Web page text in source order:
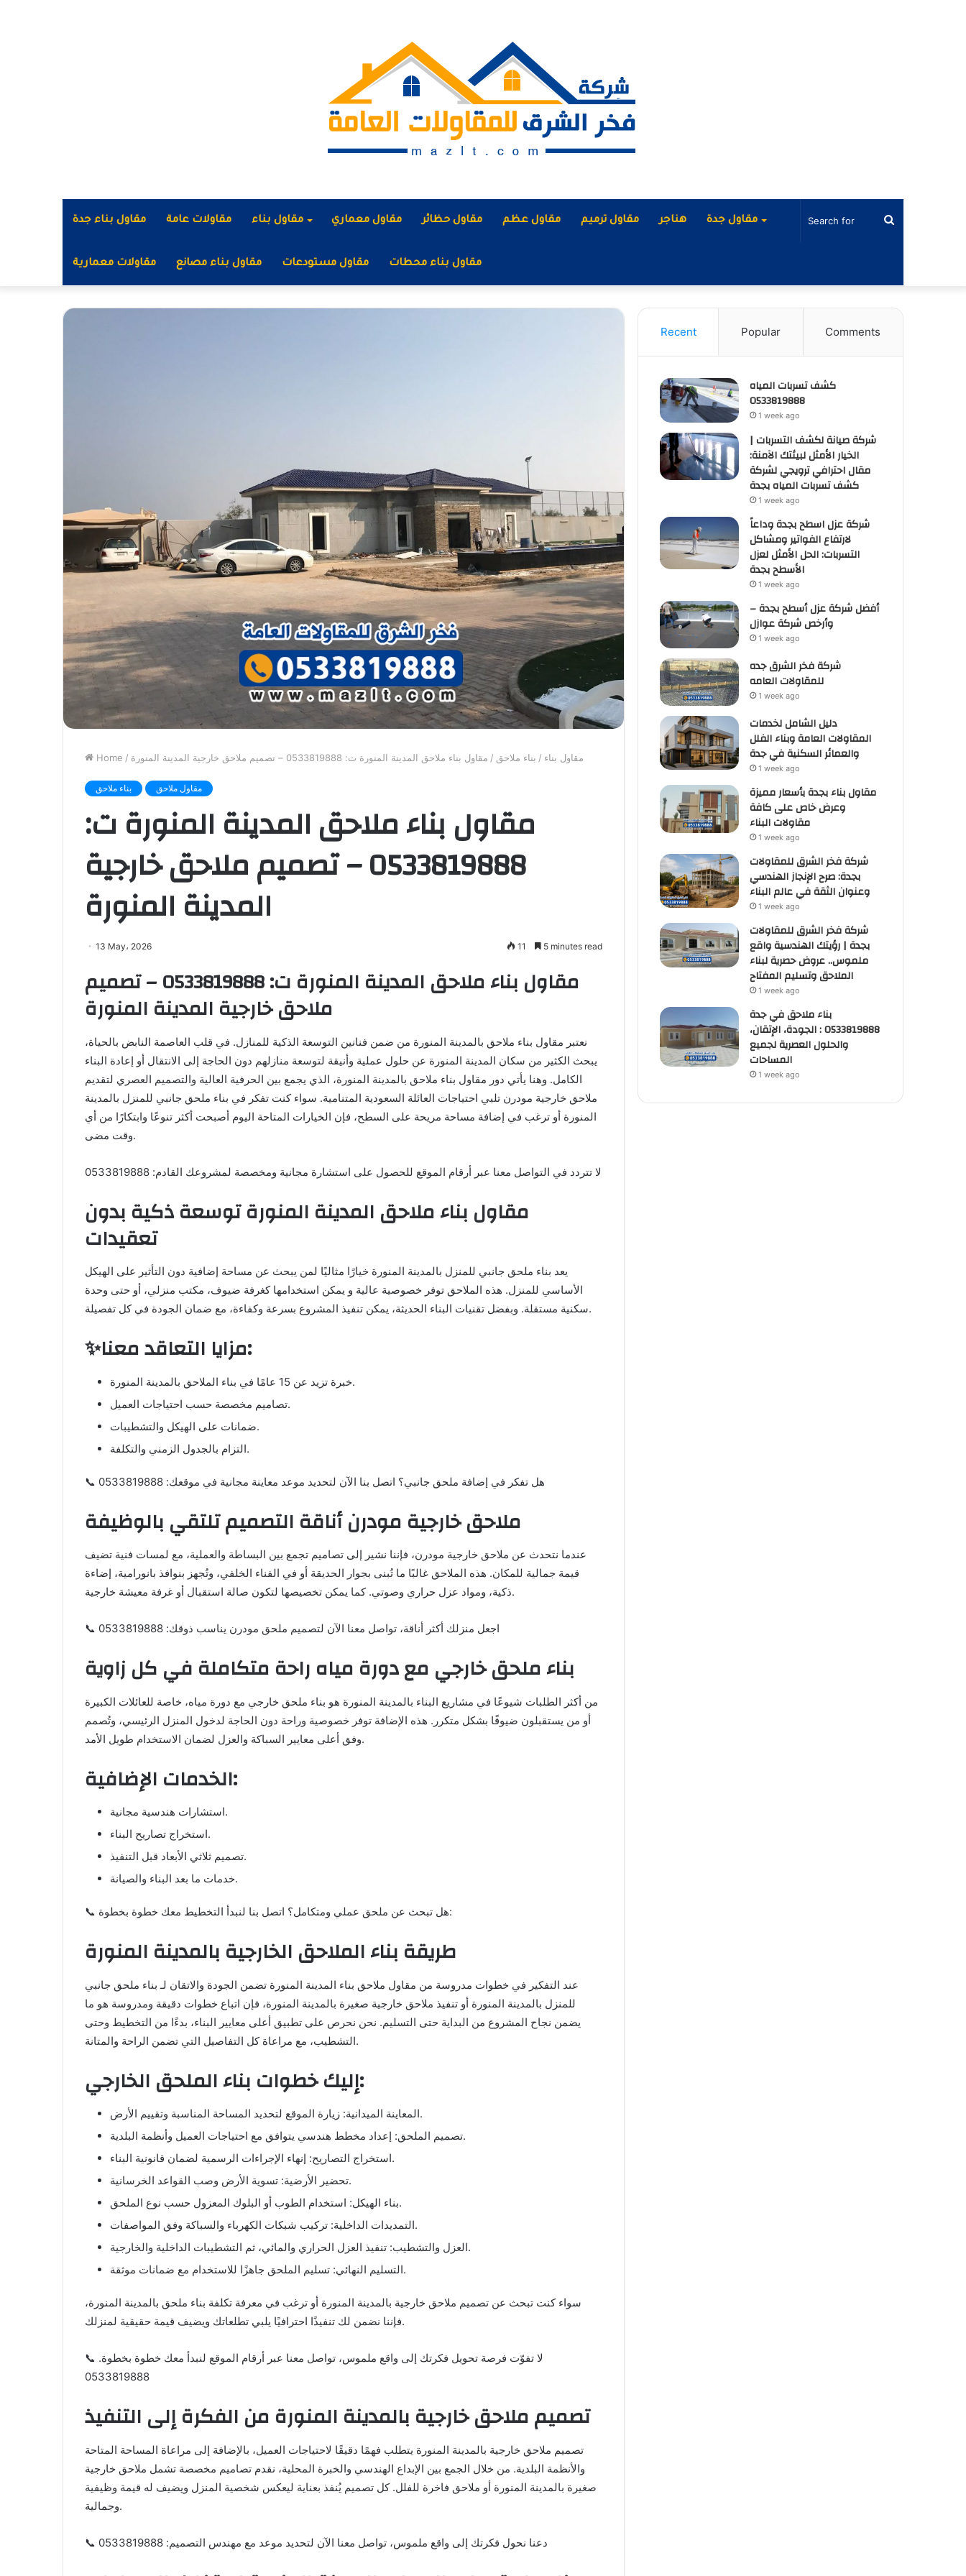
مقاول بناء جدة مقاولات عامة مقاول بناء مقاول معماري مقاول حظائر مقاول عظم مقاول ترميم هناجر مقاول جدة
مقاولات معمارية مقاول بناء مصانع مقاول مستودعات مقاول بناء محطات
Search
Home / مقاول بناء / بناء ملاحق / مقاول بناء ملاحق المدينة المنورة ت: 0533819888 – تصميم ملاحق خارجية المدينة المنورة
بناء ملاحق مقاول ملاحق
مقاول بناء ملاحق المدينة المنورة ت:
0533819888 – تصميم ملاحق خارجية
المدينة المنورة
13 May، 2026 11 5 minutes read
مقاول بناء ملاحق المدينة المنورة ت: 0533819888 – تصميم
ملاحق خارجية المدينة المنورة
نعتبر مقاول بناء ملاحق بالمدينة المنورة من ضمن فنانين التوسعة الذكية للمنازل. في قلب العاصمة النابض بالحياة،
يبحث الكثير من سكان المدينة المنورة عن حلول عملية وأنيقة لتوسعة منازلهم دون الحاجة إلى الانتقال أو إعادة البناء
الكامل. وهنا يأتي دور مقاول بناء ملاحق بالمدينة المنورة، الذي يجمع بين الحرفية العالية والتصميم العصري لتقديم
ملاحق خارجية مودرن تلبي احتياجات العائلة السعودية المتنامية. سواء كنت تفكر في بناء ملحق جانبي للمنزل بالمدينة
المنورة أو ترغب في إضافة مساحة مريحة على السطح، فإن الخيارات المتاحة اليوم أصبحت أكثر تنوعًا وابتكارًا من أي
وقت مضى.
لا تتردد في التواصل معنا عبر أرقام الموقع للحصول على استشارة مجانية ومخصصة لمشروعك القادم: 0533819888
مقاول بناء ملاحق المدينة المنورة توسعة ذكية بدون
تعقيدات
يعد بناء ملحق جانبي للمنزل بالمدينة المنورة خيارًا مثاليًا لمن يبحث عن مساحة إضافية دون التأثير على الهيكل
الأساسي للمنزل. هذه الملاحق توفر خصوصية عالية و يمكن استخدامها كغرفة ضيوف، مكتب منزلي، أو حتى وحدة
سكنية مستقلة. وبفضل تقنيات البناء الحديثة، يمكن تنفيذ المشروع بسرعة وكفاءة، مع ضمان الجودة في كل تفصيلة.
✨مزايا التعاقد معنا:
خبرة تزيد عن 15 عامًا في بناء الملاحق بالمدينة المنورة.
تصاميم مخصصة حسب احتياجات العميل.
ضمانات على الهيكل والتشطيبات.
التزام بالجدول الزمني والتكلفة.
📞 هل تفكر في إضافة ملحق جانبي؟ اتصل بنا الآن لتحديد موعد معاينة مجانية في موقعك: 0533819888
ملاحق خارجية مودرن أناقة التصميم تلتقي بالوظيفة
عندما نتحدث عن ملاحق خارجية مودرن، فإننا نشير إلى تصاميم تجمع بين البساطة والعملية، مع لمسات فنية تضيف
قيمة جمالية للمكان. هذه الملاحق غالبًا ما تُبنى بجوار الحديقة أو في الفناء الخلفي، وتُجهز بنوافذ بانورامية، إضاءة
ذكية، ومواد عزل حراري وصوتي. كما يمكن تخصيصها لتكون صالة استقبال أو غرفة معيشة خارجية.
📞 اجعل منزلك أكثر أناقة، تواصل معنا الآن لتصميم ملحق مودرن يناسب ذوقك: 0533819888
بناء ملحق خارجي مع دورة مياه راحة متكاملة في كل زاوية
من أكثر الطلبات شيوعًا في مشاريع البناء بالمدينة المنورة هو بناء ملحق خارجي مع دورة مياه، خاصة للعائلات الكبيرة
أو من يستقبلون ضيوفًا بشكل متكرر. هذه الإضافة توفر خصوصية وراحة دون الحاجة لدخول المنزل الرئيسي، وتُصمم
وفق أعلى معايير السباكة والعزل لضمان الاستخدام طويل الأمد.
الخدمات الإضافية:
استشارات هندسية مجانية.
استخراج تصاريح البناء.
تصميم ثلاثي الأبعاد قبل التنفيذ.
خدمات ما بعد البناء والصيانة.
📞 هل تبحث عن ملحق عملي ومتكامل؟ اتصل بنا لنبدأ التخطيط معك خطوة بخطوة:
طريقة بناء الملاحق الخارجية بالمدينة المنورة
عند التفكير في خطوات مدروسة من مقاول ملاحق بناء المدينة المنورة تضمن الجودة والاتقان لـ بناء ملحق جانبي
للمنزل بالمدينة المنورة أو تنفيذ ملاحق خارجية صغيرة بالمدينة المنورة، فإن اتباع خطوات دقيقة ومدروسة هو ما
يضمن نجاح المشروع من البداية حتى التسليم. نحن نحرص على تطبيق أعلى معايير البناء، بدءًا من التخطيط وحتى
التشطيب، مع مراعاة كل التفاصيل التي تضمن الراحة والمتانة.
إليك خطوات بناء الملحق الخارجي:
المعاينة الميدانية: زيارة الموقع لتحديد المساحة المناسبة وتقييم الأرض.
تصميم الملحق: إعداد مخطط هندسي يتوافق مع احتياجات العميل وأنظمة البلدية.
استخراج التصاريح: إنهاء الإجراءات الرسمية لضمان قانونية البناء.
تحضير الأرضية: تسوية الأرض وصب القواعد الخرسانية.
بناء الهيكل: استخدام الطوب أو البلوك المعزول حسب نوع الملحق.
التمديدات الداخلية: تركيب شبكات الكهرباء والسباكة وفق المواصفات.
العزل والتشطيب: تنفيذ العزل الحراري والمائي، ثم التشطيبات الداخلية والخارجية.
التسليم النهائي: تسليم الملحق جاهزًا للاستخدام مع ضمانات موثقة.
سواء كنت تبحث عن تصميم ملاحق خارجية بالمدينة المنورة أو ترغب في معرفة تكلفة بناء ملحق بالمدينة المنورة،
فإننا نضمن لك تنفيذًا احترافيًا يلبي تطلعاتك ويضيف قيمة حقيقية لمنزلك.
📞 لا تفوّت فرصة تحويل فكرتك إلى واقع ملموس، تواصل معنا عبر أرقام الموقع لنبدأ معك خطوة بخطوة.
0533819888
تصميم ملاحق خارجية بالمدينة المنورة من الفكرة إلى التنفيذ
تصميم ملاحق خارجية بالمدينة المنورة يتطلب فهمًا دقيقًا لاحتياجات العميل، بالإضافة إلى مراعاة المساحة المتاحة
والأنظمة البلدية. من خلال الجمع بين الإبداع الهندسي والخبرة المحلية، نقدم تصاميم مخصصة تشمل ملاحق خارجية
صغيرة بالمدينة المنورة أو ملاحق فاخرة للفلل. كل تصميم يُنفذ بعناية ليعكس شخصية المنزل ويضيف له قيمة وظيفية
وجمالية.
📞 دعنا نحول فكرتك إلى واقع ملموس، تواصل معنا الآن لتحديد موعد مع مهندس التصميم: 0533819888
Recent Popular Comments
كشف تسربات المياه
0533819888
1 week ago
شركة صيانة لكشف التسربات |
الخيار الأمثل لبيئتك الآمنة:
مقال احترافي ترويجي لشركة
كشف تسربات المياه بجدة
1 week ago
شركة عزل اسطح بجدة وداعاً
لارتفاع الفواتير ومشاكل
التسربات: الحل الأمثل لعزل
الأسطح بجدة
1 week ago
أفضل شركة عزل أسطح بجدة –
وأرخص شركة عوازل
1 week ago
شركة فخر الشرق جده
للمقاولات العامه
1 week ago
دليل الشامل لخدمات
المقاولات العامة وبناء الفلل
والعمائر السكنية في جدة
1 week ago
مقاول بناء بجدة بأسعار مميزة
وعرض خاص على كافة
مقاولات البناء
1 week ago
شركة فخر الشرق للمقاولات
بجدة: صرح الإنجاز الهندسي
وعنوان الثقة في عالم البناء
1 week ago
شركة فخر الشرق للمقاولات
بجدة | رؤيتك الهندسية واقع
ملموس.. عروض حصرية لبناء
الملاحق وتسليم المفتاح
1 week ago
بناء ملاحق في جدة
0533819888 : الجودة، الإتقان،
والحلول العصرية لجميع
المساحات
1 week ago